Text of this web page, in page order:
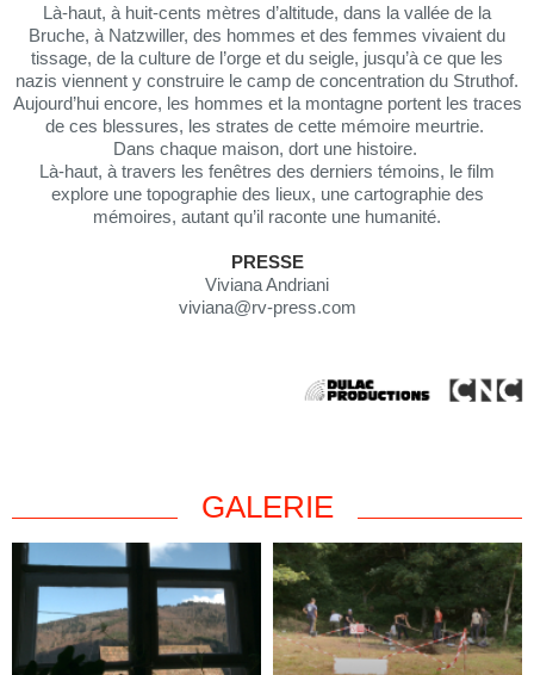
Là-haut, à huit-cents mètres d’altitude, dans la vallée de la
Bruche, à Natzwiller, des hommes et des femmes vivaient du
tissage, de la culture de l’orge et du seigle, jusqu’à ce que les
nazis viennent y construire le camp de concentration du Struthof.
Aujourd’hui encore, les hommes et la montagne portent les traces
de ces blessures, les strates de cette mémoire meurtrie.
Dans chaque maison, dort une histoire.
Là-haut, à travers les fenêtres des derniers témoins, le film
explore une topographie des lieux, une cartographie des
mémoires, autant qu’il raconte une humanité.
PRESSE
Viviana Andriani
viviana@rv-press.com
GALERIE